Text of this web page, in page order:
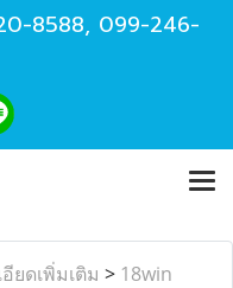
8588, 099-246-
ยดเพิ่มเติม > 18win